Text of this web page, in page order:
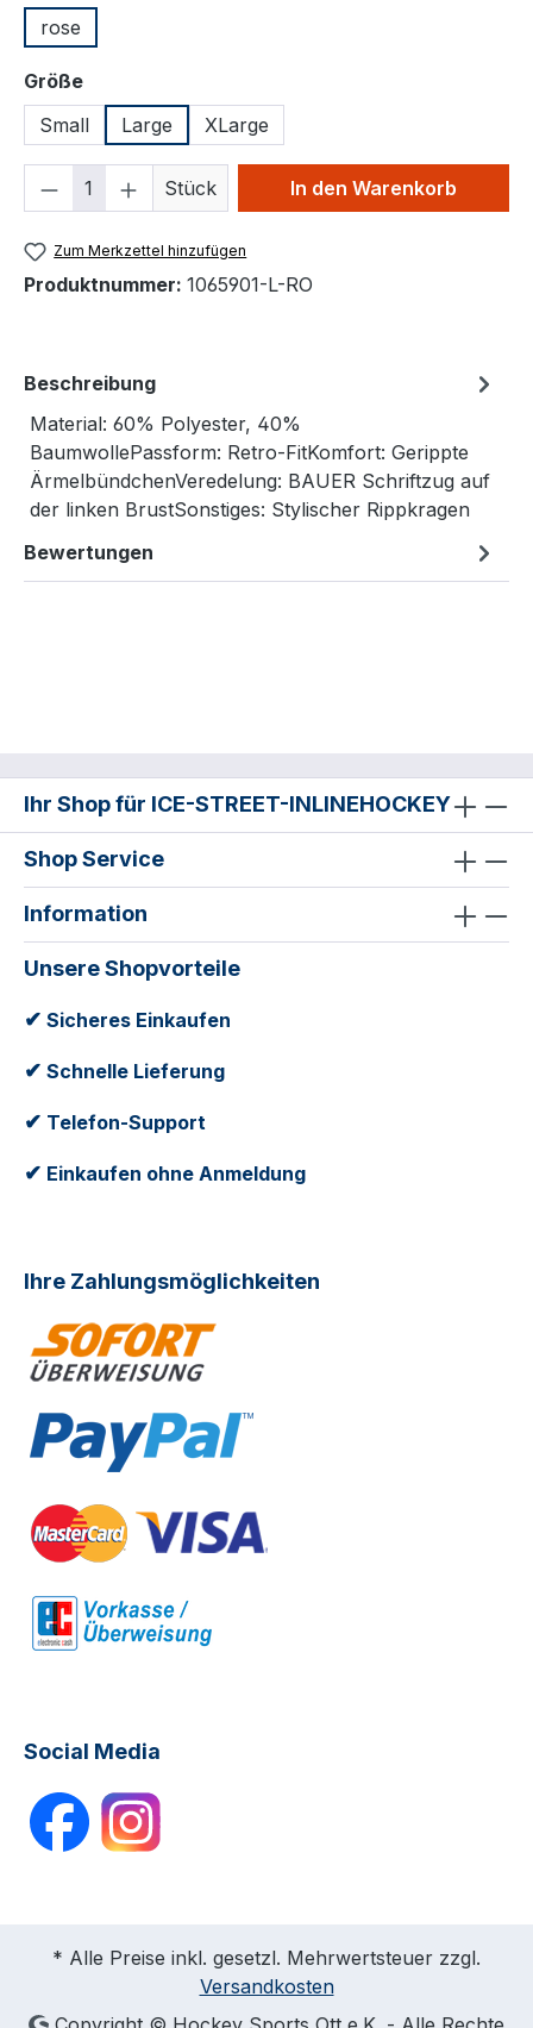
rose
Größeauswählen
Small
Large XLarge
Produkt Anzahl: Gib den
Stück In den Warenkorb
Zum Merkzettel hinzufügen
Produktnummer: 1065901-L-RO
Beschreibung
Material: 60% Polyester, 40%
BaumwollePassform: Retro-FitKomfort: Gerippte
ÄrmelbündchenVeredelung: BAUER Schriftzug auf
der linken BrustSonstiges: Stylischer Rippkragen
Bewertungen
Ihr Shop für ICE-STREET-INLINEHOCKEY
Shop Service
Information
Unsere Shopvorteile
✔ Sicheres Einkaufen
✔ Schnelle Lieferung
✔ Telefon-Support
✔ Einkaufen ohne Anmeldung
Ihre Zahlungsmöglichkeiten
Social Media
* Alle Preise inkl. gesetzl. Mehrwertsteuer zzgl.
Versandkosten